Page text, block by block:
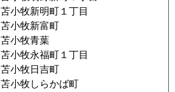
苫小牧新明町１丁目
苫小牧新富町
苫小牧青葉
苫小牧永福町１丁目
苫小牧日吉町
苫小牧しらかば町